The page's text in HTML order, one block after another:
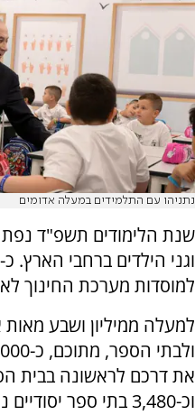
נתניהו עם התלמידים במעלה אדומים
שנת הלימודים תשפ"ד
למוסדות מערכת החינוך
למעלה ממיליון ושבע מאות
וכ-3,480 בתי ספר יסודיים נפתחו ברחבי הארץ.